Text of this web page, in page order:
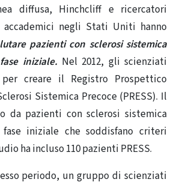
diffusa, Hinchcliff e ricercatori
negli Stati Uniti hanno
pazienti con sclerosi sistemica
iniziale. Nel 2012, gli scienziati
creare il Registro Prospettico
Sistemica Precoce (PRESS). Il
da pazienti con sclerosi sistemica
iniziale che soddisfano criteri
ha incluso 110 pazienti PRESS.
periodo, un gruppo di scienziati